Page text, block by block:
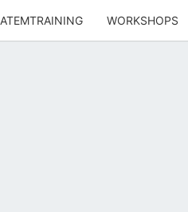
ATEMTRAINING WORKSHOPS